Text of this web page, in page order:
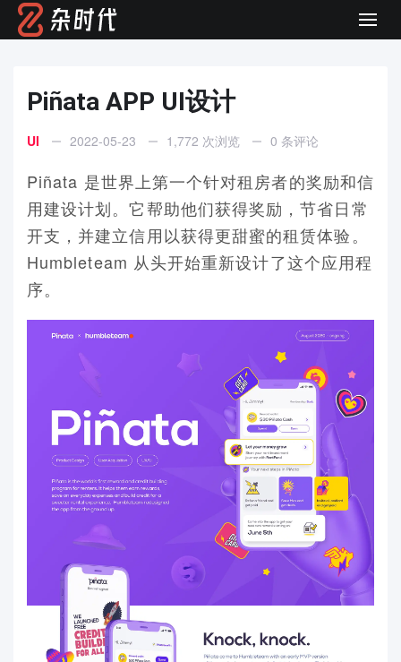
Menu
Piñata APP UI设计
UI 2022-05-23 1,772 次浏览 0 条评论
Piñata 是世界上第一个针对租房者的奖励和信
用建设计划。它帮助他们获得奖励，节省日常
开支，并建立信用以获得更甜蜜的租赁体验。
Humbleteam 从头开始重新设计了这个应用程
序。